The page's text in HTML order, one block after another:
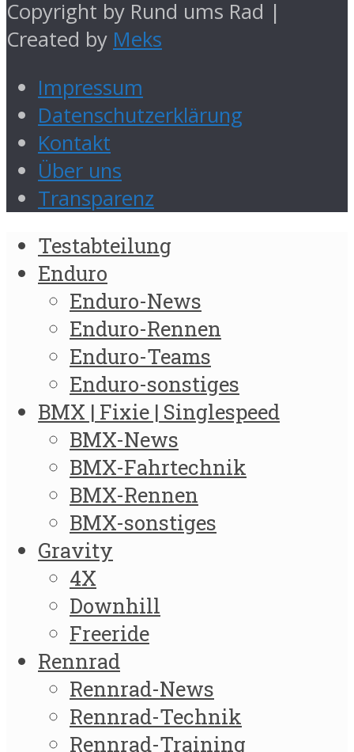
Copyright by Rund ums Rad |
Created by Meks
Impressum
Datenschutzerklärung
Kontakt
Über uns
Transparenz
Testabteilung
Enduro
Enduro-News
Enduro-Rennen
Enduro-Teams
Enduro-sonstiges
BMX | Fixie | Singlespeed
BMX-News
BMX-Fahrtechnik
BMX-Rennen
BMX-sonstiges
Gravity
4X
Downhill
Freeride
Rennrad
Rennrad-News
Rennrad-Technik
Rennrad-Training